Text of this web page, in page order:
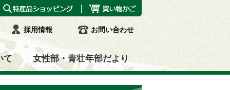
採用情報 お問い合わせ
て 女性部・青壮年部だより